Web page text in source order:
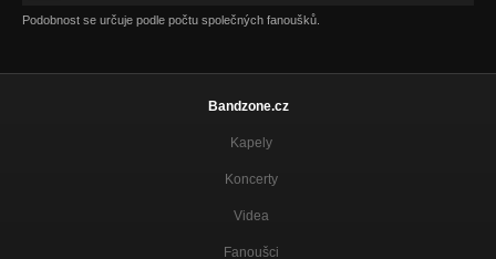
Podobnost se určuje podle počtu společných fanoušků.
Bandzone.cz
Kapely
Koncerty
Videa
Fanoušci